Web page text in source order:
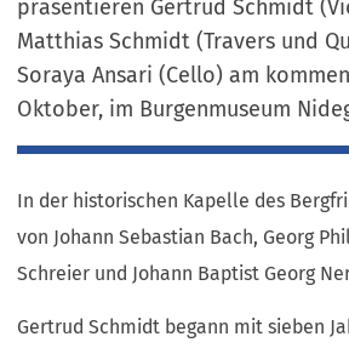
präsentieren Gertrud Schmidt
Matthias Schmidt (Travers und
Soraya Ansari (Cello) am
Oktober, im Burgenmuseum
In der historischen Kapelle des
von Johann Sebastian Bach, Georg
Schreier und Johann Baptist Georg
Gertrud Schmidt begann mit sieben